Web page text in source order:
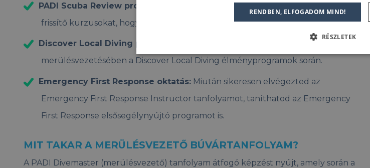
PADI Scuba Review programok vezetése:
Minősített búvárok számára tarthatsz
frissítő kurzusokat, hogy felfrissíthessék tudásukat és gyakorlati készségeiket.
Discover Local Diving programok:
Részt vehetsz minősített búvárok helyi
merülésvezetésében a Discover Local Diving élményprogramok során.
Emergency First Response oktatás: Miután sikeresen elvégezted az
Emergency First Response Instructor tanfolyamot, taníthatod az Emergency
First Response elsősegélynyújtó programot is.
MIT TAKAR A MERÜLÉSVEZETŐ BÚVÁRTANFOLYAM?
A PADI Divemaster (merülésvezető) tanfolyam átfogó képzést nyújt, amely során a
RENDBEN, ELFOGADOM MIND!
RÉSZLETEK